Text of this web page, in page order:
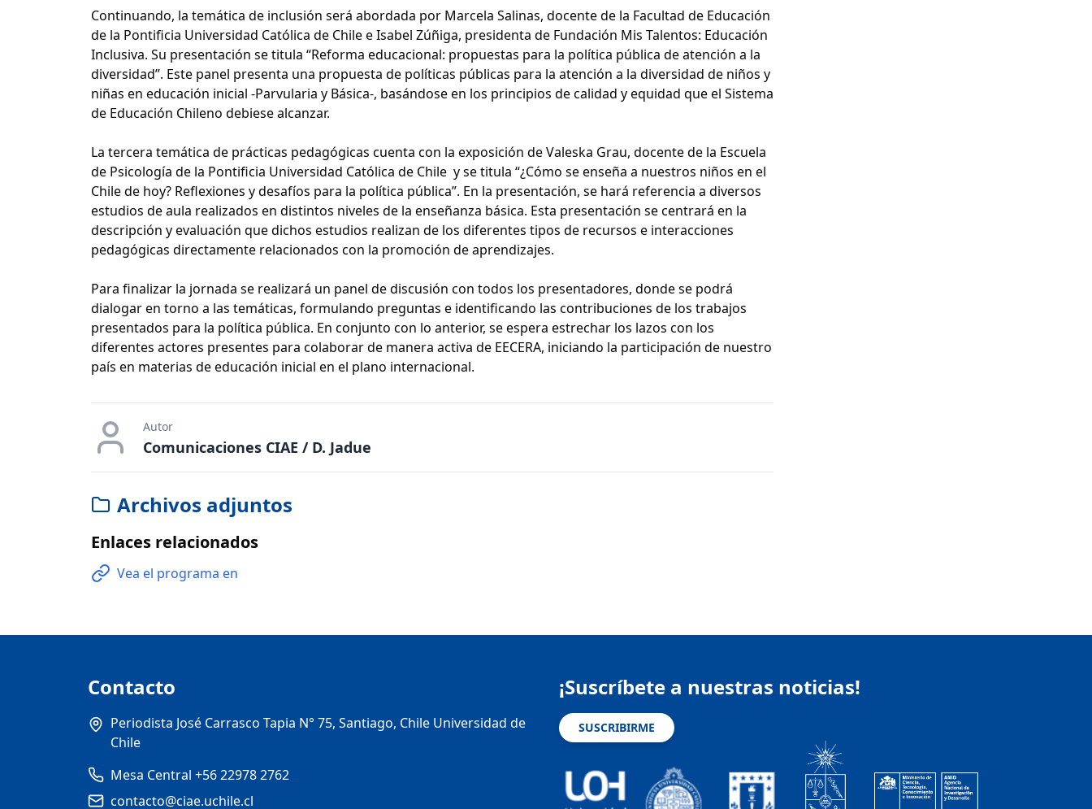
Continuando, la temática de inclusión será abordada por Marcela Salinas, docente de la Facultad de Educación
de la Pontificia Universidad Católica de Chile e Isabel Zúñiga, presidenta de Fundación Mis Talentos: Educación
Inclusiva. Su presentación se titula “Reforma educacional: propuestas para la política pública de atención a la
diversidad”. Este panel presenta una propuesta de políticas públicas para la atención a la diversidad de niños y
niñas en educación inicial -Parvularia y Básica-, basándose en los principios de calidad y equidad que el Sistema
de Educación Chileno debiese alcanzar.
La tercera temática de prácticas pedagógicas cuenta con la exposición de Valeska Grau, docente de la Escuela
de Psicología de la Pontificia Universidad Católica de Chile y se titula “¿Cómo se enseña a nuestros niños en el
Chile de hoy? Reflexiones y desafíos para la política pública”. En la presentación, se hará referencia a diversos
estudios de aula realizados en distintos niveles de la enseñanza básica. Esta presentación se centrará en la
descripción y evaluación que dichos estudios realizan de los diferentes tipos de recursos e interacciones
pedagógicas directamente relacionados con la promoción de aprendizajes.
Para finalizar la jornada se realizará un panel de discusión con todos los presentadores, donde se podrá
dialogar en torno a las temáticas, formulando preguntas e identificando las contribuciones de los trabajos
presentados para la política pública. En conjunto con lo anterior, se espera estrechar los lazos con los
diferentes actores presentes para colaborar de manera activa de EECERA, iniciando la participación de nuestro
país en materias de educación inicial en el plano internacional.
Autor
Comunicaciones CIAE / D. Jadue
Archivos adjuntos
Enlaces relacionados
Vea el programa en
Contacto
Periodista José Carrasco Tapia N° 75, Santiago, Chile Universidad de
Chile
Mesa Central +56 22978 2762
contacto@ciae.uchile.cl
¡Suscríbete a nuestras noticias!
SUSCRIBIRME